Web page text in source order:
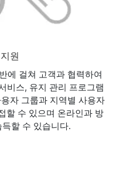
원
에 걸쳐 고객과 협력하여
비스, 유지 관리 프로그램
자 그룹과 지역별 사용자
할 수 있으며 온라인과 방
할 수 있습니다.